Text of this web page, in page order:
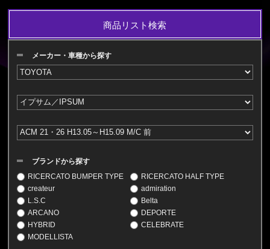
商品リスト検索
メーカー・車種から探す
ブランドから探す
RICERCATO BUMPER TYPE
RICERCATO HALF TYPE
createur
admiration
L.S.C
Belta
ARCANO
DEPORTE
HYBRID
CELEBRATE
MODELLISTA